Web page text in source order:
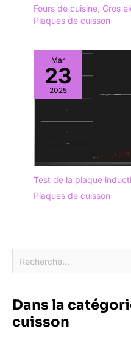
Fours de cuisine Gros
Plaques de cuisson
Mar
23
2025
Test de la plaque
Plaques de cuisson
Dans la
cuisson